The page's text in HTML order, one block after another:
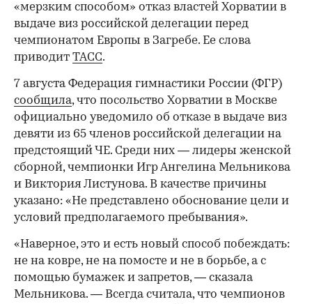
«мерзким способом» отказ властей Хорватии в
выдаче виз российской делегации перед
чемпионатом Европы в Загребе. Ее слова
приводит ТАСС.
7 августа Федерация гимнастики России (ФГР)
сообщила, что посольство Хорватии в Москве
официально уведомило об отказе в выдаче виз
девяти из 65 членов российской делегации на
предстоящий ЧЕ. Среди них — лидеры женской
сборной, чемпионки Игр Ангелина Мельникова
и Виктория Листунова. В качестве причины
указано: «Не представлено обоснование цели и
условий предполагаемого пребывания».
«Наверное, это и есть новый способ побеждать:
не на ковре, не на помосте и не в борьбе, а с
помощью бумажек и запретов, — сказала
Мельникова. — Всегда считала, что чемпионов